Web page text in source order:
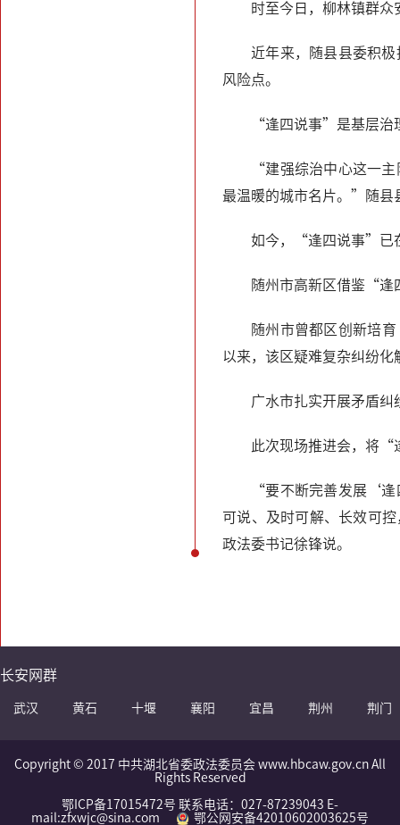
时至今日，柳林镇群
近年来，随县县委积
风险点。
“逢四说事”是基层治
“建强综治中心这一
最温暖的城市名片。”随县
如今，“逢四说事”已
随州市高新区借鉴“逢
随州市曾都区创新培
以来，该区疑难复杂纠纷化
广水市扎实开展矛盾
此次现场推进会，将“
“要不断完善发展‘逢
可说、及时可解、长效可
政法委书记徐锋说。
长安网群
武汉 黄石 十堰 襄阳 宜昌 荆州 荆门
Copyright © 2017 中共湖北省委政法委员会 www.hbcaw.gov.cn All
Rights Reserved
鄂ICP备17015472号 联系电话：027-87239043 E-
mail:zfxwjc@sina.com
鄂公网安备42010602003625号